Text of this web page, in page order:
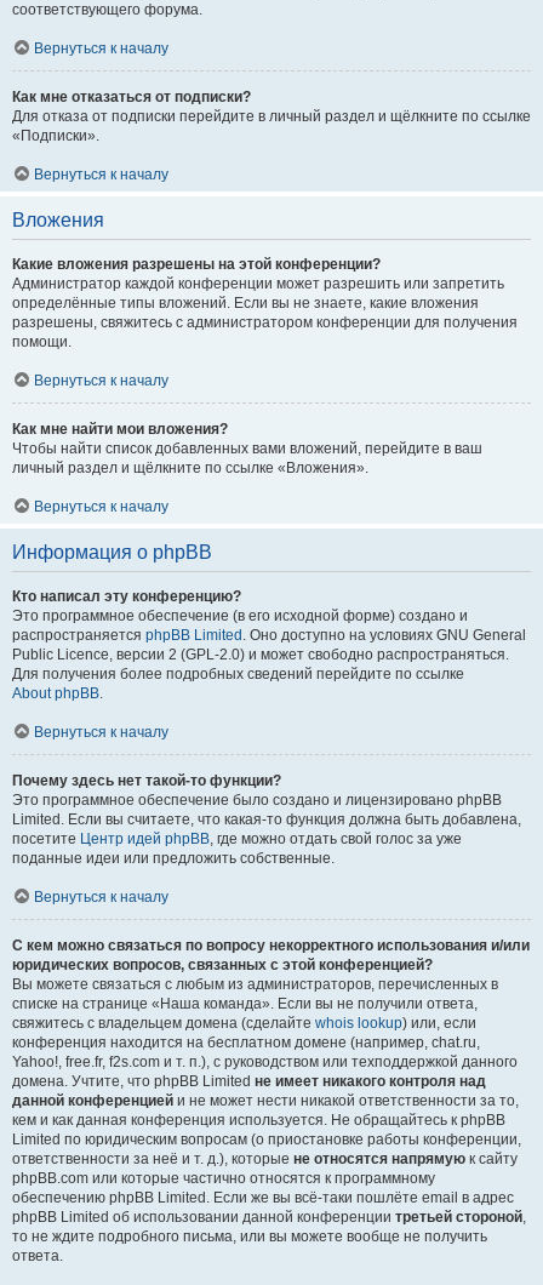
соответствующего форума.
Вернуться к началу
Как мне отказаться от подписки?
Для отказа от подписки перейдите в личный раздел и щёлкните по ссылке
«Подписки».
Вернуться к началу
Вложения
Какие вложения разрешены на этой конференции?
Администратор каждой конференции может разрешить или запретить
определённые типы вложений. Если вы не знаете, какие вложения
разрешены, свяжитесь с администратором конференции для получения
помощи.
Вернуться к началу
Как мне найти мои вложения?
Чтобы найти список добавленных вами вложений, перейдите в ваш
личный раздел и щёлкните по ссылке «Вложения».
Вернуться к началу
Информация о phpBB
Кто написал эту конференцию?
Это программное обеспечение (в его исходной форме) создано и
распространяется phpBB Limited . Оно доступно на условиях GNU General
Public Licence, версии 2 (GPL-2.0) и может свободно распространяться.
Для получения более подробных сведений перейдите по ссылке
About phpBB.
Вернуться к началу
Почему здесь нет такой-то функции?
Это программное обеспечение было создано и лицензировано phpBB
Limited. Если вы считаете, что какая-то функция должна быть добавлена,
посетите Центр идей phpBB, где можно отдать свой голос за уже
поданные идеи или предложить собственные.
Вернуться к началу
С кем можно связаться по вопросу некорректного использования и/или
юридических вопросов, связанных с этой конференцией?
Вы можете связаться с любым из администраторов, перечисленных в
списке на странице «Наша команда». Если вы не получили ответа,
свяжитесь с владельцем домена (сделайте whois lookup) или, если
конференция находится на бесплатном домене (например, chat.ru,
Yahoo!, free.fr, f2s.com и т. п.), с руководством или техподдержкой данного
домена. Учтите, что phpBB Limited не имеет никакого контроля над
данной конференцией и не может нести никакой ответственности за то,
кем и как данная конференция используется. Не обращайтесь к phpBB
Limited по юридическим вопросам (о приостановке работы конференции,
ответственности за неё и т. д.), которые не относятся напрямую к сайту
phpBB.com или которые частично относятся к программному
обеспечению phpBB Limited. Если же вы всё-таки пошлёте email в адрес
phpBB Limited об использовании данной конференции третьей стороной,
то не ждите подробного письма, или вы можете вообще не получить
ответа.